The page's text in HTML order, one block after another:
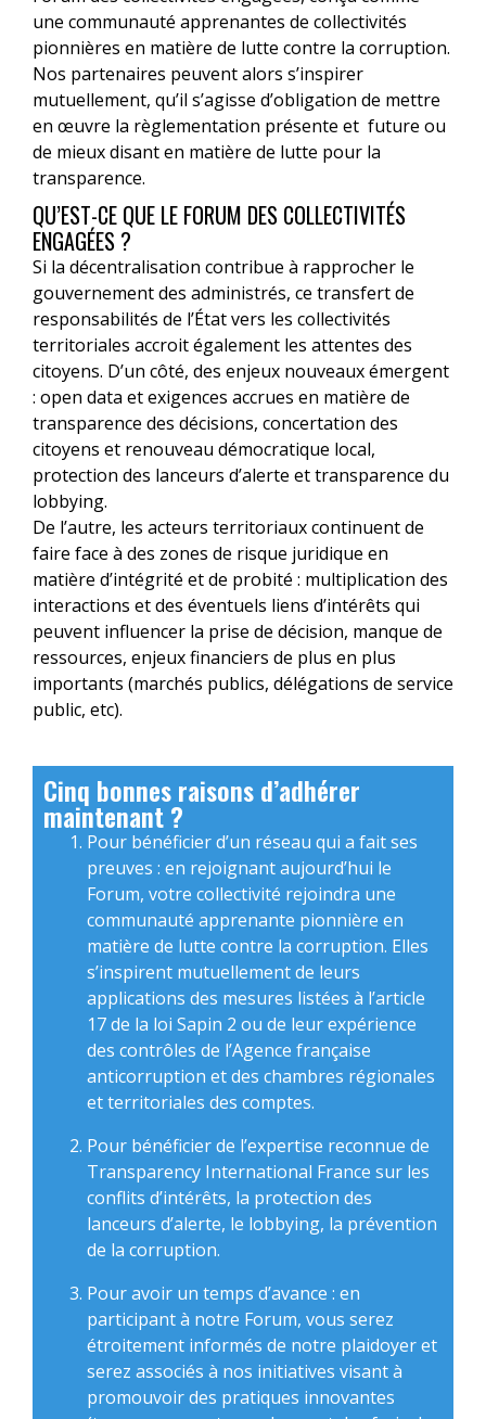
une communauté apprenantes de collectivités
pionnières en matière de lutte contre la corruption.
Nos partenaires peuvent alors s’inspirer
mutuellement, qu’il s’agisse d’obligation de mettre
en œuvre la règlementation présente et future ou
de mieux disant en matière de lutte pour la
transparence.
QU’EST-CE QUE LE FORUM DES COLLECTIVITÉS
ENGAGÉES ?
Si la décentralisation contribue à rapprocher le
gouvernement des administrés, ce transfert de
responsabilités de l’État vers les collectivités
territoriales accroit également les attentes des
citoyens. D’un côté, des enjeux nouveaux émergent
: open data et exigences accrues en matière de
transparence des décisions, concertation des
citoyens et renouveau démocratique local,
protection des lanceurs d’alerte et transparence du
lobbying.
De l’autre, les acteurs territoriaux continuent de
faire face à des zones de risque juridique en
matière d’intégrité et de probité : multiplication des
interactions et des éventuels liens d’intérêts qui
peuvent influencer la prise de décision, manque de
ressources, enjeux financiers de plus en plus
importants (marchés publics, délégations de service
public, etc).
Cinq bonnes raisons d’adhérer
maintenant ?
Pour bénéficier d’un réseau qui a fait ses
preuves : en rejoignant aujourd’hui le
Forum, votre collectivité rejoindra une
communauté apprenante pionnière en
matière de lutte contre la corruption. Elles
s’inspirent mutuellement de leurs
applications des mesures listées à l’article
17 de la loi Sapin 2 ou de leur expérience
des contrôles de l’Agence française
anticorruption et des chambres régionales
et territoriales des comptes.
Pour bénéficier de l’expertise reconnue de
Transparency International France sur les
conflits d’intérêts, la protection des
lanceurs d’alerte, le lobbying, la prévention
de la corruption.
Pour avoir un temps d’avance : en
participant à notre Forum, vous serez
étroitement informés de notre plaidoyer et
serez associés à nos initiatives visant à
promouvoir des pratiques innovantes